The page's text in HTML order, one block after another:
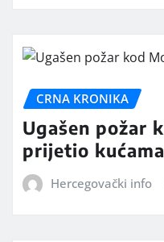
CRNA KRONIKA
Ugašen požar
prijetio kućama
Hercegovački info